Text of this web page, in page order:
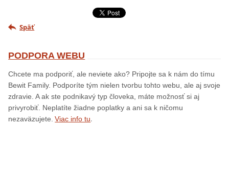
Späť
PODPORA WEBU
Chcete ma podporiť, ale neviete ako? Pripojte sa k nám do tímu
Bewit Family. Podporíte tým nielen tvorbu tohto webu, ale aj svoje
zdravie. A ak ste podnikavý typ človeka, máte možnosť si aj
privyrobiť. Neplatíte žiadne poplatky a ani sa k ničomu
nezaväzujete. Viac info tu.